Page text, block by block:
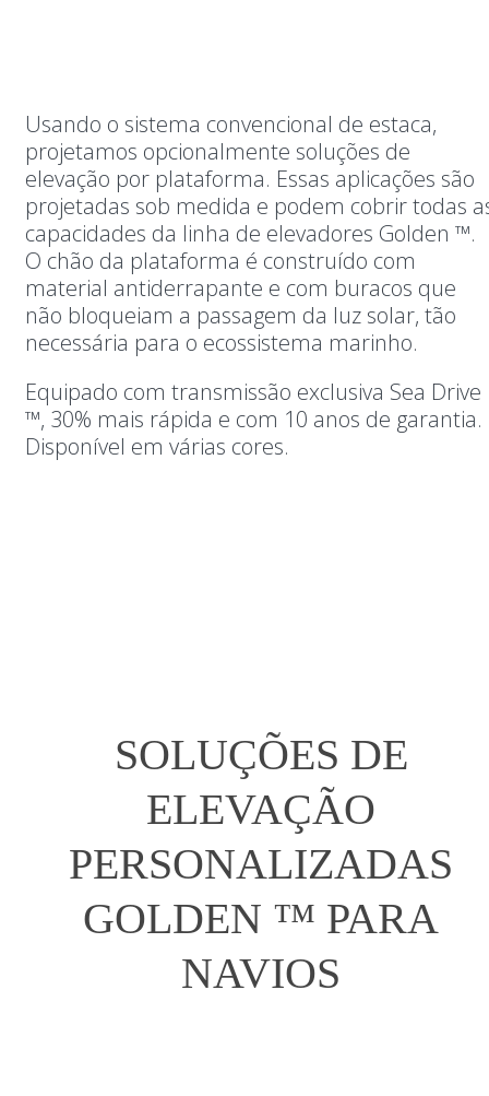
Usando o sistema convencional de estaca,
projetamos opcionalmente soluções de
elevação por plataforma. Essas aplicações são
projetadas sob medida e podem cobrir todas
capacidades da linha de elevadores Golden ™.
O chão da plataforma é construído com
material antiderrapante e com buracos que
não bloqueiam a passagem da luz solar, tão
necessária para o ecossistema marinho.
Equipado com transmissão exclusiva Sea Drive
™, 30% mais rápida e com 10 anos de garantia.
Disponível em várias cores.
SOLUÇÕES DE
ELEVAÇÃO
PERSONALIZADAS
GOLDEN ™ PARA
NAVIOS